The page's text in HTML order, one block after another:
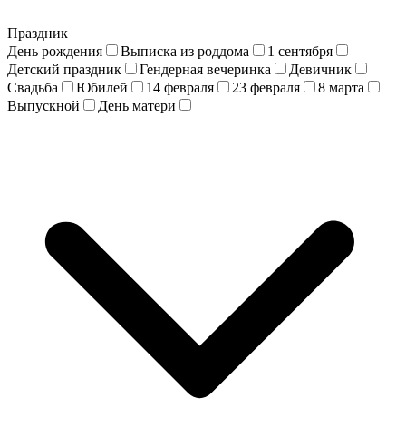
Праздник
День рождения
Выписка из роддома
1 сентября
Детский праздник
Гендерная вечеринка
Девичник
Свадьба
Юбилей 14 февраля 23 февраля
8 марта
Выпускной
День матери